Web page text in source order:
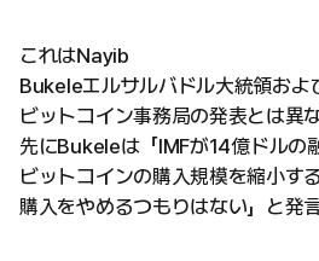
これはNayib
Bukeleエルサルバドル大統領およ
ビットコイン事務局の発表とは異
先にBukeleは「IMFが14億ドルの
ビットコインの購入規模を縮小す
購入をやめるつもりはない」と発